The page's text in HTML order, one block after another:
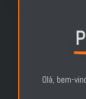
Olá, bem-